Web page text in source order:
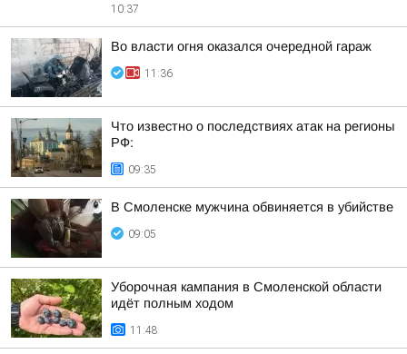
10:37
Во власти огня оказался очередной гараж
11:36
Что известно о последствиях атак на регионы
РФ:
09:35
В Смоленске мужчина обвиняется в убийстве
09:05
Уборочная кампания в Смоленской области
идёт полным ходом
11:48